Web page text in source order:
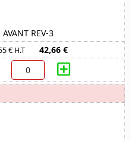
AVANT REV-3
€ H.T 42,66 €